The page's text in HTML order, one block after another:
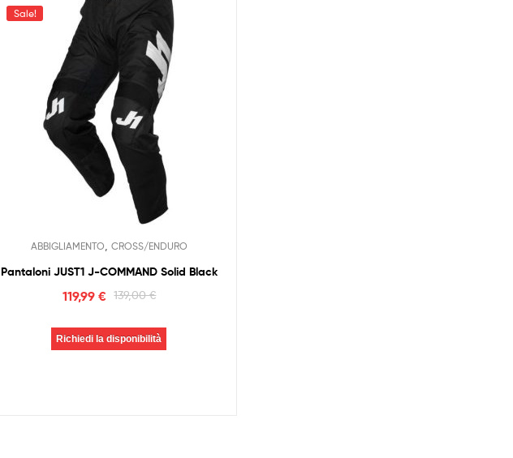
Sale!
ABBIGLIAMENTO CROSS/ENDURO
Pantaloni JUST1 J-COMMAND Solid Black
139,00€
119,99 €
Richiedi la disponibilità